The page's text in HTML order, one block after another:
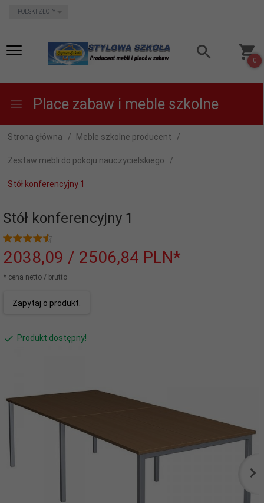
currency_h
POLSKI ZŁOTY
0
Place zabaw i meble szkolne
Strona główna Meble szkolne producent
Zestaw mebli do pokoju nauczycielskiego
Stół konferencyjny 1
Stół konferencyjny 1
2038,09 / 2506,84 PLN*
* cena netto / brutto
Zapytaj o produkt.
Produkt dostępny!